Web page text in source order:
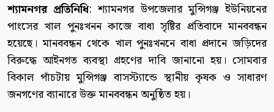
শ্যামনগর প্রতিনিধি: শ্যামনগর উপজেলার মুন্সিগঞ্জ ইউনিয়নের
পাংসের খাল পুনঃখনন কাজে বাধা সৃষ্টির প্রতিবাদে মানববন্ধন
হয়েছে। মানববন্ধন থেকে খাল পুনঃখননে বাধা প্রদানে জড়িদের
বিরুদ্ধে আইনগত ব্যবস্থা গ্রহণের দাবি জানানো হয়। সোমবার
বিকাল পাঁচটায় মুন্সিগঞ্জ বাসস্ট্যান্ডে স্থানীয় কৃষক ও সাধারণ
জনগণের ব্যানারে উক্ত মানববন্ধন অনুষ্ঠিত হয়।